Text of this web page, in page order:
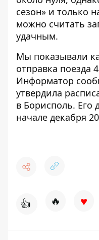
сезон» и только
можно считать
удачным.
Мы показывали
отправка поезда
Информатор
утвердила
в Борисполь. Его
начале декабря
👍 🔥 ♥